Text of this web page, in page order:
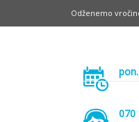
Odženemo
070